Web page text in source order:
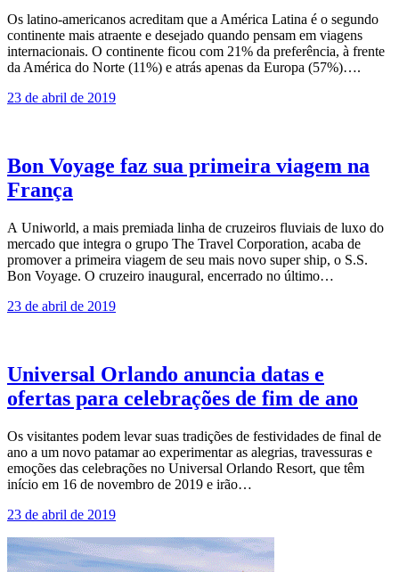
Os latino-americanos acreditam que a América Latina é o segundo
continente mais atraente e desejado quando pensam em viagens
internacionais. O continente ficou com 21% da preferência, à frente
da América do Norte (11%) e atrás apenas da Europa (57%)….
23 de abril de 2019
Bon Voyage faz sua primeira viagem na
França
A Uniworld, a mais premiada linha de cruzeiros fluviais de luxo do
mercado que integra o grupo The Travel Corporation, acaba de
promover a primeira viagem de seu mais novo super ship, o S.S.
Bon Voyage. O cruzeiro inaugural, encerrado no último…
23 de abril de 2019
Universal Orlando anuncia datas e
ofertas para celebrações de fim de ano
Os visitantes podem levar suas tradições de festividades de final de
ano a um novo patamar ao experimentar as alegrias, travessuras e
emoções das celebrações no Universal Orlando Resort, que têm
início em 16 de novembro de 2019 e irão…
23 de abril de 2019